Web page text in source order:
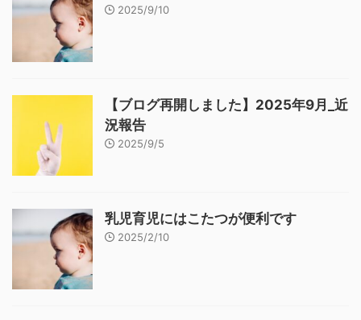
2025/9/10
【ブログ再開しました】2025年9月_近
況報告
2025/9/5
乳児育児にはこたつが便利です
2025/2/10